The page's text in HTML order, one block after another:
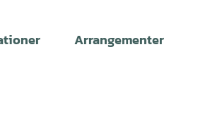
Arrangementer